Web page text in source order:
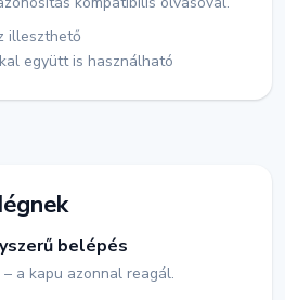
illeszthető
együtt is használható
belépés
a kapu azonnal reagál.